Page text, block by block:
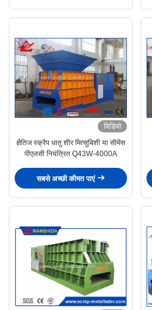
विडियो
क्षैतिज स्क्रैप धातु शीर मित्सुबिशी या सीमेंस
पीएलसी नियंत्रित Q43W-4000A
सबसे अच्छी कीमत पाएं